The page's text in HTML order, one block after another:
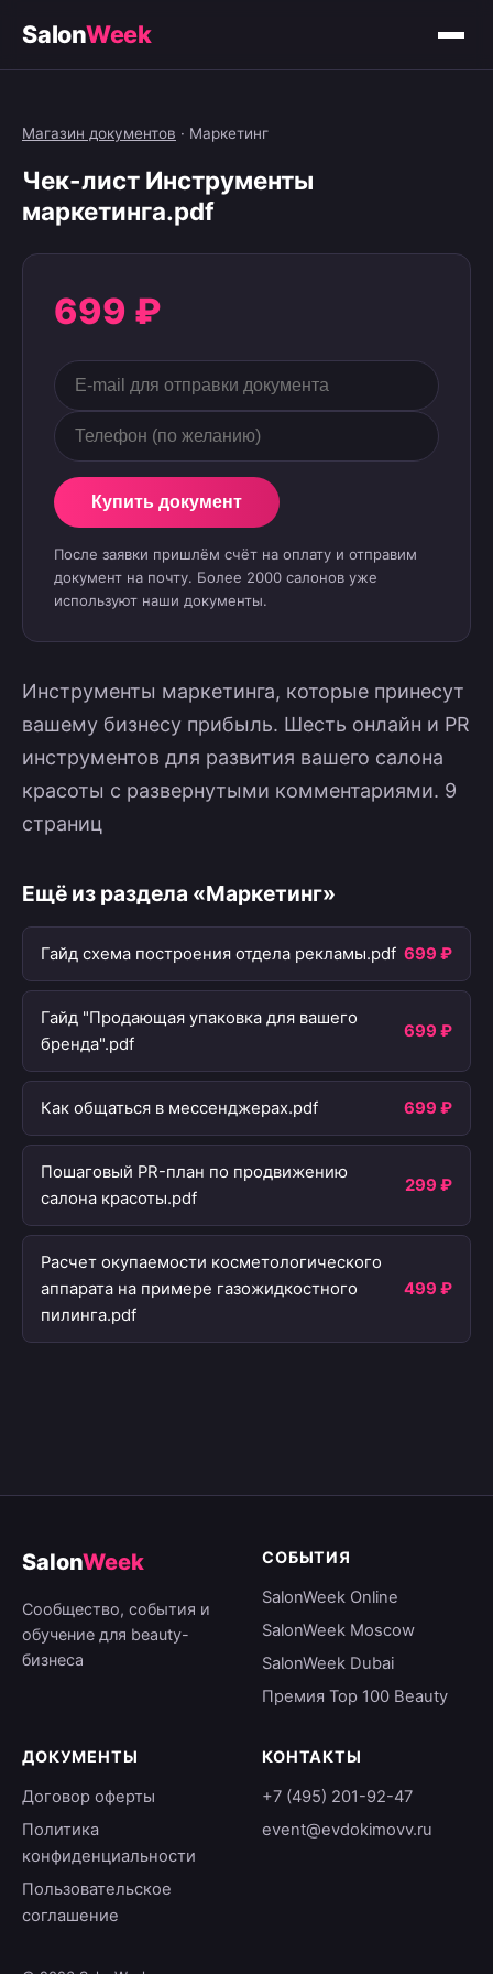
SalonWeek
Магазин документов · Маркетинг
Чек-лист Инструменты
маркетинга.pdf
699 ₽
Купить документ
После заявки пришлём счёт на оплату и отправим
документ на почту. Более 2000 салонов уже
используют наши документы.
Инструменты маркетинга, которые принесут
вашему бизнесу прибыль. Шесть онлайн и PR
инструментов для развития вашего салона
красоты с развернутыми комментариями. 9
страниц
Ещё из раздела «Маркетинг»
Гайд схема построения отдела рекламы.pdf 699 ₽
Гайд "Продающая упаковка для вашего
бренда".pdf
699 ₽
Как общаться в мессенджерах.pdf 699 ₽
Пошаговый PR-план по продвижению
салона красоты.pdf
299 ₽
Расчет окупаемости косметологического
аппарата на примере газожидкостного
пилинга.pdf
499 ₽
SalonWeek
Сообщество, события и
обучение для beauty-
бизнеса
СОБЫТИЯ
SalonWeek Online
SalonWeek Moscow
SalonWeek Dubai
Премия Top 100 Beauty
ДОКУМЕНТЫ
Договор оферты
Политика
конфиденциальности
Пользовательское
соглашение
КОНТАКТЫ
+7 (495) 201-92-47
event@evdokimovv.ru